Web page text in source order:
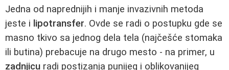
Jedna od naprednijih i manje invazivnih metoda
jeste i lipotransfer. Ovde se radi o postupku gde se
masno tkivo sa jednog dela tela (najčešće stomaka
ili butina) prebacuje na drugo mesto - na primer, u
zadnjicu radi postizanja punijeg i oblikovanijeg